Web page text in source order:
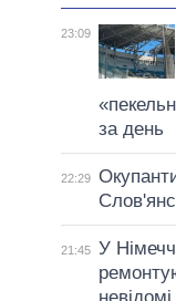
23:09
за день
22:29
21:45 У